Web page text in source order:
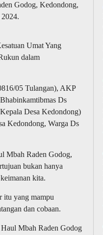
Godog, Kedondong,
Umat Yang
dalam
05 Tulangan), AKP
Ds
Desa Kedondong)
Kedondong, Warga Ds
Mbah Raden Godog,
bukan hanya
kita.
itu yang mampu
dan cobaan.
Mbah Raden Godog